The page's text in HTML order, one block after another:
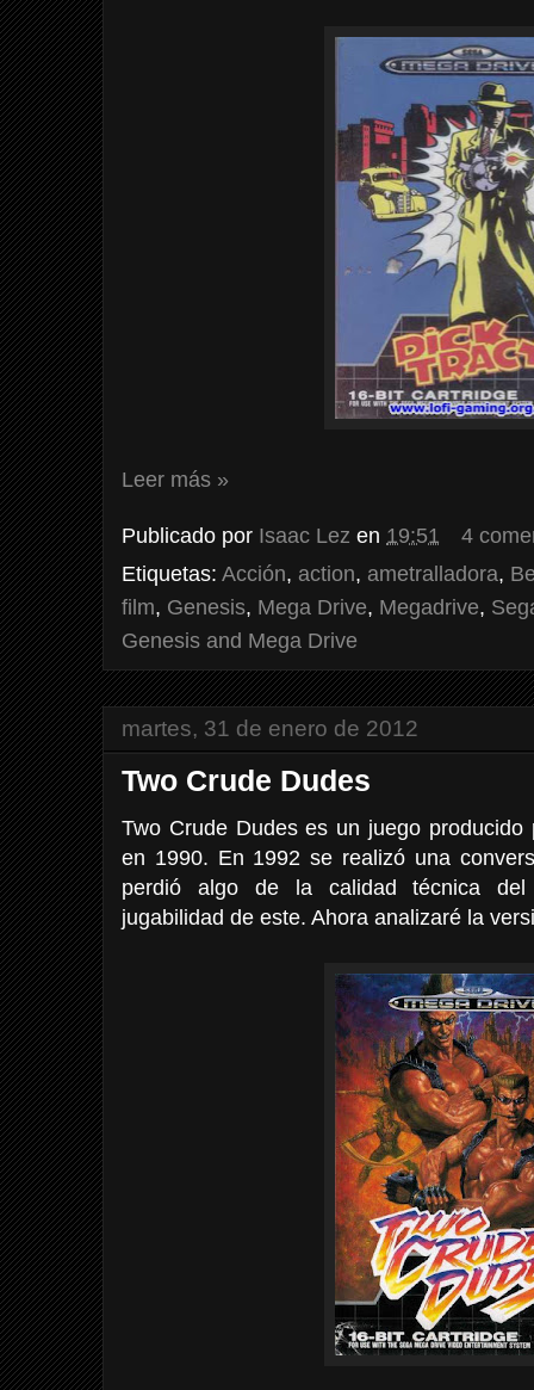
Leer más »
Publicado por Isaac Lez en 19:51
4
Etiquetas: Acción, action, ametralladora,
film, Genesis, Mega Drive, Megadrive,
Genesis and Mega Drive
martes, 31 de enero de 2012
Two Crude Dudes
Two Crude Dudes es un juego
en 1990. En 1992 se realizó una
perdió algo de la calidad técnica
jugabilidad de este. Ahora analizaré la